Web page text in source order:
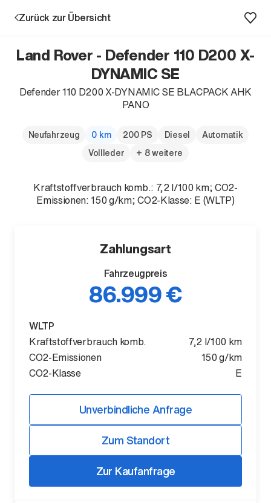
Aktion
Der neue BMW X5.
Geschaffen, um vorauszugehen.
Zurück zur Übersicht
Land Rover - Defender 110 D200 X-
DYNAMIC SE
Defender 110 D200 X-DYNAMIC SE BLACPACK AHK
PANO
Neufahrzeug 0 km 200 PS Diesel
Automatik
Vollleder
+ 8 weitere
Kraftstoffverbrauch komb.: 7,2 l/100 km; CO2-
Emissionen: 150 g/km; CO2-Klasse: E (WLTP)
Zahlungsart
Fahrzeugpreis
86.999 €
WLTP
Kraftstoffverbrauch komb.
7,2 l/100 km
CO2-Emissionen
150 g/km
CO2-Klasse
E
Unverbindliche Anfrage
Zum Standort
Zur Kaufanfrage